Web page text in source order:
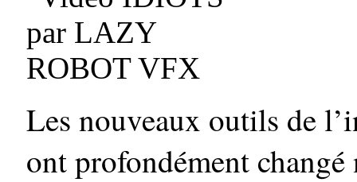
Les nouveaux outils de
ont profondément